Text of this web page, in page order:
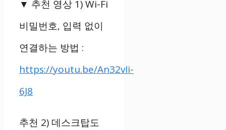
▼ 추천 영상 1) Wi-Fi
비밀번호, 입력 없이
연결하는 방법 :
https://youtu.be/An32vIi-
6J8
추천 2) 데스크탑도